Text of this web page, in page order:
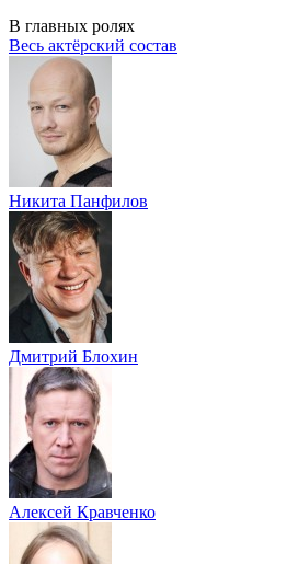
В главных ролях
Весь актёрский состав
Никита Панфилов
Дмитрий Блохин
Алексей Кравченко